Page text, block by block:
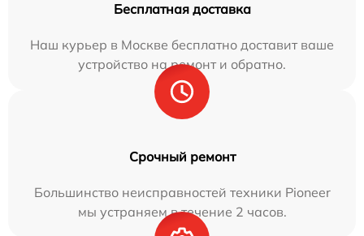
Бесплатная доставка
Наш курьер в Москве бесплатно доставит ваше
устройство на ремонт и обратно.
Срочный ремонт
Большинство неисправностей техники Pioneer
мы устраняем в течение 2 часов.